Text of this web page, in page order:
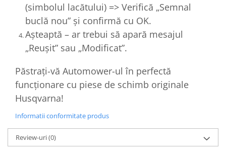
(simbolul lacătului) => Verifică „Semnal
buclă nou” și confirmă cu OK.
Așteaptă – ar trebui să apară mesajul
„Reușit” sau „Modificat”.
Păstrați-vă Automower-ul în perfectă
funcționare cu piese de schimb originale
Husqvarna!
Informatii conformitate produs
Review-uri(0)